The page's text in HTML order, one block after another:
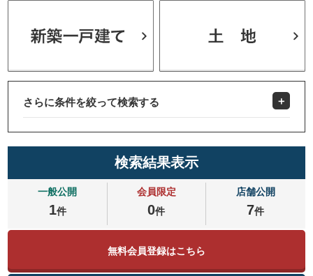
さらに条件を絞って検索する
検索結果表示
一般公開
1件
会員限定
0件
店舗公開
7件
無料会員登録はこちら